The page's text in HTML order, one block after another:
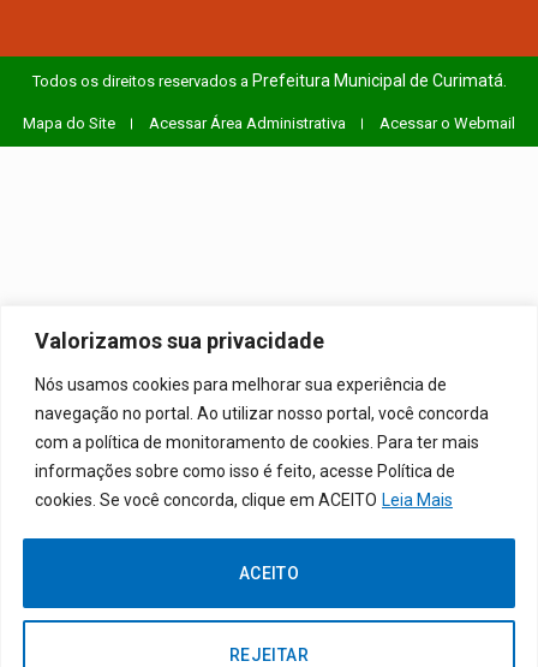
Valorizamos sua privacidade
Nós usamos cookies para melhorar sua experiência de
navegação no portal. Ao utilizar nosso portal, você concorda
com a política de monitoramento de cookies. Para ter mais
informações sobre como isso é feito, acesse Política de
cookies. Se você concorda, clique em ACEITO Leia Mais
REJEITAR
ACEITO
Todos os direitos reservados a Prefeitura Municipal de Curimatá.
Mapa do Site Acessar Área Administrativa Acessar o Webmail